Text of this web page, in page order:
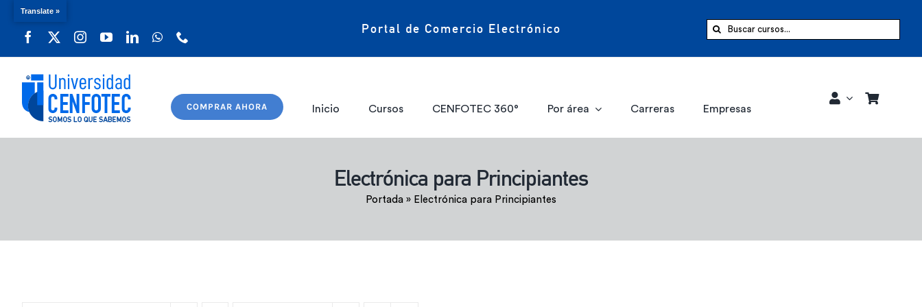
Portal de Comercio Electrónico Buscar:
COMPRAR AHORA Inicio Cursos CENFOTEC 360° Por área Carreras Empresas
Electrónica para Principiantes
Portada » Electrónica para Principiantes
Translate »